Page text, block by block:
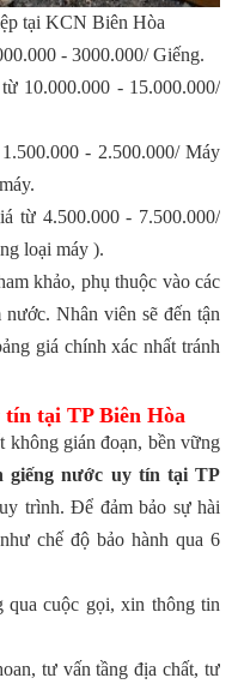
tại KCN Biên Hòa
- 3000.000/ Giếng.
10.000.000 - 15.000.000/
- 2.500.000/ Máy
từ 4.500.000 - 7.500.000/
loại máy ).
khảo, phụ thuộc vào các
Nhân viên sẽ đến tận
giá chính xác nhất tránh
tại TP Biên Hòa
không gián đoạn, bền vững
giếng nước uy tín tại TP
trình. Để đảm bảo sự hài
chế độ bảo hành qua 6
qua cuộc gọi, xin thông tin
tư vấn tầng địa chất, tư